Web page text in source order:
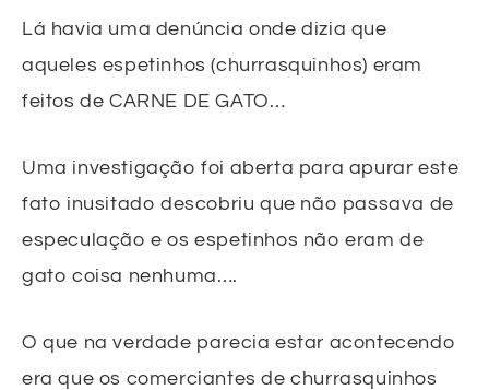
Lá havia uma denúncia onde dizia que
aqueles espetinhos (churrasquinhos) eram
feitos de CARNE DE GATO…
Uma investigação foi aberta para apurar este
fato inusitado descobriu que não passava de
especulação e os espetinhos não eram de
gato coisa nenhuma….
O que na verdade parecia estar acontecendo
era que os comerciantes de churrasquinhos